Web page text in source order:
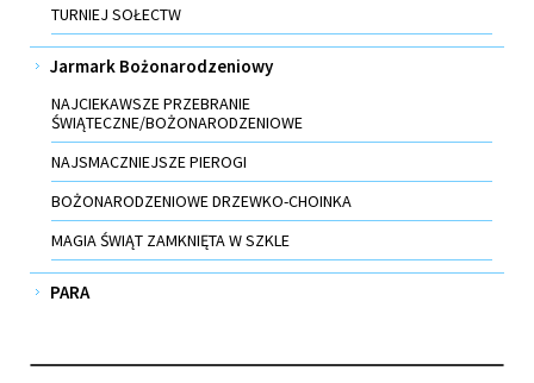
TURNIEJ SOŁECTW
Jarmark Bożonarodzeniowy
NAJCIEKAWSZE PRZEBRANIE
ŚWIĄTECZNE/BOŻONARODZENIOWE
NAJSMACZNIEJSZE PIEROGI
BOŻONARODZENIOWE DRZEWKO-CHOINKA
MAGIA ŚWIĄT ZAMKNIĘTA W SZKLE
PARA